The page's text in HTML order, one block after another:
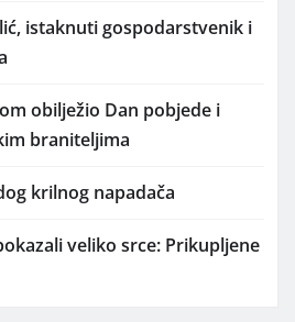
istaknuti gospodarstvenik i
obilježio Dan pobjede i
braniteljima
krilnog napadača
veliko srce: Prikupljene